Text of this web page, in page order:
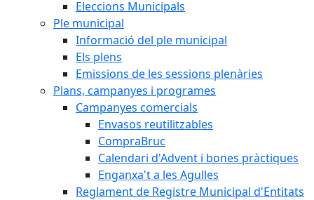
Eleccions Municipals
Ple municipal
Informació del ple municipal
Els plens
Emissions de les sessions plenàries
Plans, campanyes i programes
Campanyes comercials
Envasos reutilitzables
CompraBruc
Calendari d'Advent i bones pràctiques
Enganxa't a les Agulles
Reglament de Registre Municipal d'Entitats